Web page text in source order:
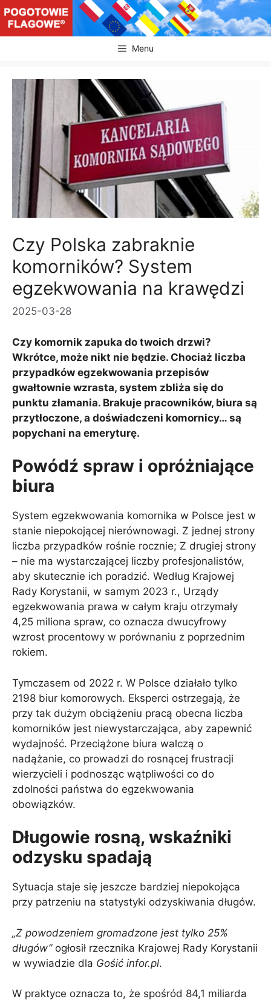
Przejdź
do
treści
Menu
Czy Polska zabraknie
komorników? System
egzekwowania na krawędzi
2025-03-28
Czy komornik zapuka do twoich drzwi?
Wkrótce, może nikt nie będzie. Chociaż liczba
przypadków egzekwowania przepisów
gwałtownie wzrasta, system zbliża się do
punktu złamania. Brakuje pracowników, biura są
przytłoczone, a doświadczeni komornicy… są
popychani na emeryturę.
Powódź spraw i opróżniające
biura
System egzekwowania komornika w Polsce jest w
stanie niepokojącej nierównowagi. Z jednej strony
liczba przypadków rośnie rocznie; Z drugiej strony
– nie ma wystarczającej liczby profesjonalistów,
aby skutecznie ich poradzić. Według Krajowej
Rady Korystanii, w samym 2023 r., Urządy
egzekwowania prawa w całym kraju otrzymały
4,25 miliona spraw, co oznacza dwucyfrowy
wzrost procentowy w porównaniu z poprzednim
rokiem.
Tymczasem od 2022 r. W Polsce działało tylko
2198 biur komorowych. Eksperci ostrzegają, że
przy tak dużym obciążeniu pracą obecna liczba
komorników jest niewystarczająca, aby zapewnić
wydajność. Przeciążone biura walczą o
nadążanie, co prowadzi do rosnącej frustracji
wierzycieli i podnosząc wątpliwości co do
zdolności państwa do egzekwowania
obowiązków.
Długowie rosną, wskaźniki
odzysku spadają
Sytuacja staje się jeszcze bardziej niepokojąca
przy patrzeniu na statystyki odzyskiwania długów.
„Z powodzeniem gromadzone jest tylko 25%
długów”ogłosił rzecznika Krajowej Rady Korystanii
w wywiadzie dla Gośić infor.pl.
W praktyce oznacza to, że spośród 84,1 miliarda